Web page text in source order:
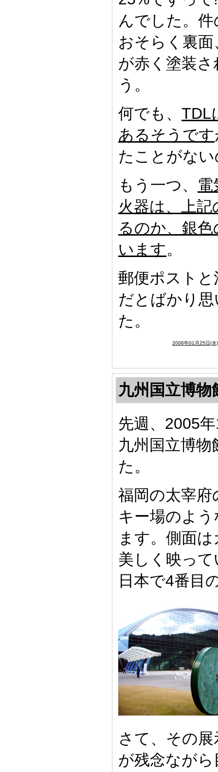
んでした。
おそらく裏
が赤く塗装
う。
何でも、 TDL
あるそうです
たことがな
もう一つ、 電
火器は、上
るのか、銀
います。
郵便ポスト
だとばかり
た。
2006年01月25日(水
九州国立博物
先週、2005
九州国立博
た。
福岡の太宰
キー場のよ
ます。側面
美しく映っ
日本で4番目
さて、その
が残念なが